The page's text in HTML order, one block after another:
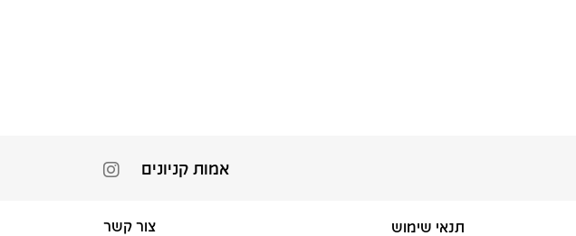
אמות קניונים
תנאי שימוש
צור קשר